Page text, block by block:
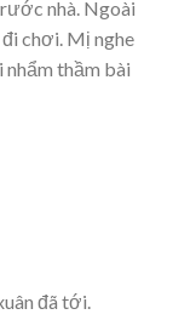
nhà. Ngoài
chơi. Mị nghe
thầm bài
đã tới.